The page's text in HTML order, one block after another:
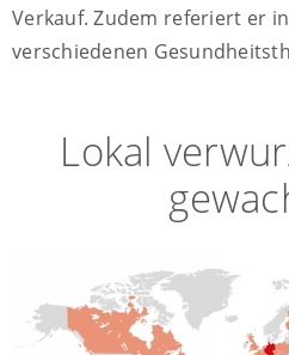
Verkauf. Zudem referiert er
verschiedenen
Lokal